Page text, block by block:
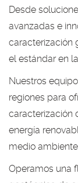
Desde
avanzadas e
caracterización
el estándar en
Nuestros
regiones para
caracterización
energía
medio
Operamos una